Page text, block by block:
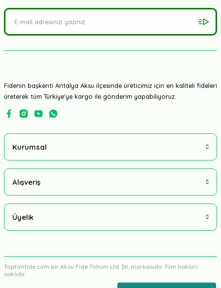
Fidenin başkenti Antalya Aksu ilçesinde üreticimiz için en kaliteli fideleri
üreterek tüm Türkiye'ye kargo ile gönderim yapabiliyoruz.
Kurumsal
Alışveriş
Üyelik
Toptanfide.com bir Aksu Fide Tohum Ltd. Şti. markasıdır. Tüm hakları
saklıdır